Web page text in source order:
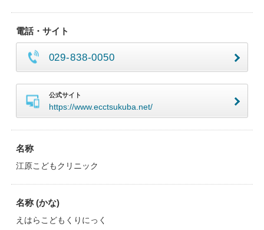
電話・サイト
029-838-0050
公式サイト
https://www.ecctsukuba.net/
名称
江原こどもクリニック
名称 (かな)
えはらこどもくりにっく